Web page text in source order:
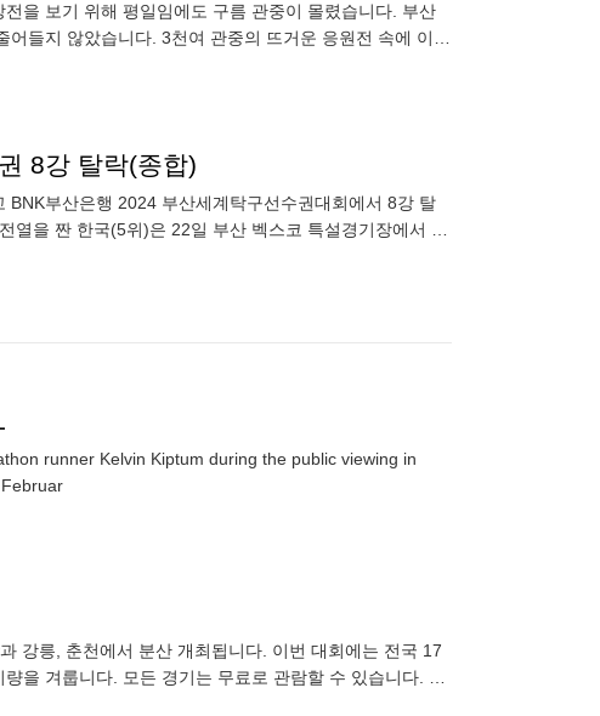
을 보기 위해 평일임에도 구름 관중이 몰렸습니다. 부산
들지 않았습니다. 3천여 관중의 뜨거운 응원전 속에 이시
8강 탈락(종합)
부산은행 2024 부산세계탁구선수권대회에서 8강 탈
을 짠 한국(5위)은 22일 부산 벡스코 특설경기장에서 열
runner Kelvin Kiptum during the public viewing in
강릉, 춘천에서 분산 개최됩니다. 이번 대회에는 전국 17
을 겨룹니다. 모든 경기는 무료로 관람할 수 있습니다. 동